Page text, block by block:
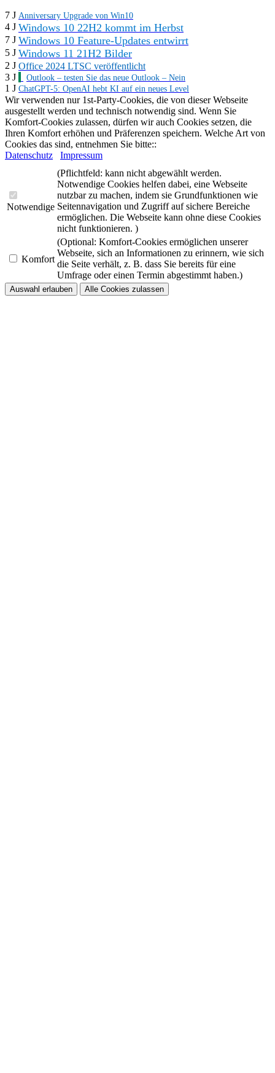
7 J Anniversary Upgrade von Win10
4 J Windows 10 22H2 kommt im Herbst
7 J Windows 10 Feature-Updates entwirrt
5 J Windows 11 21H2 Bilder
2 J Office 2024 LTSC veröffentlicht
3 J
Outlook – testen Sie das neue Outlook – Nein
1 J ChatGPT-5: OpenAI hebt KI auf ein neues Level
Wir verwenden nur 1st-Party-Cookies, die von dieser Webseite
ausgestellt werden und technisch notwendig sind. Wenn Sie
Komfort-Cookies zulassen, dürfen wir auch Cookies setzen, die
Ihren Komfort erhöhen und Präferenzen speichern. Welche Art von
Cookies das sind, entnehmen Sie bitte::
Datenschutz
Impressum
Notwendige
(Pflichtfeld: kann nicht abgewählt werden.
Notwendige Cookies helfen dabei, eine Webseite
nutzbar zu machen, indem sie Grundfunktionen wie
Seitennavigation und Zugriff auf sichere Bereiche
ermöglichen. Die Webseite kann ohne diese Cookies
nicht funktionieren. )
Komfort
(Optional: Komfort-Cookies ermöglichen unserer
Webseite, sich an Informationen zu erinnern, wie sich
die Seite verhält, z. B. dass Sie bereits für eine
Umfrage oder einen Termin abgestimmt haben.)